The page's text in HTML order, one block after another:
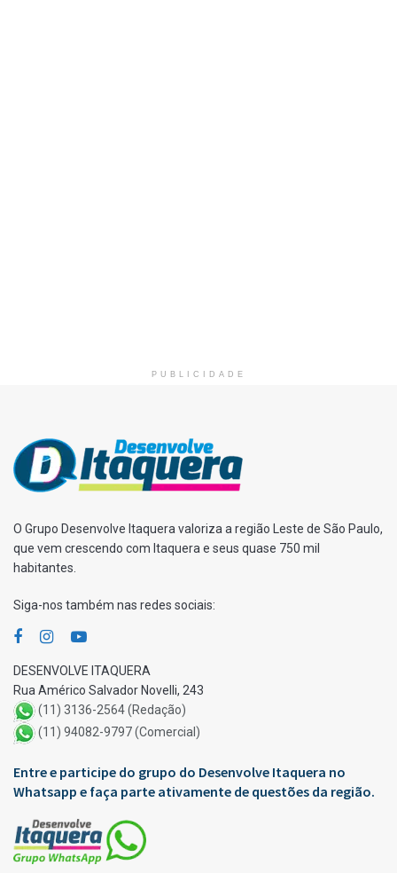
PUBLICIDADE
O Grupo Desenvolve Itaquera valoriza a região Leste de São Paulo,
que vem crescendo com Itaquera e seus quase 750 mil
habitantes.
Siga-nos também nas redes sociais:
DESENVOLVE ITAQUERA
Rua Américo Salvador Novelli, 243
(11) 3136-2564 (Redação)
(11) 94082-9797 (Comercial)
Entre e participe do grupo do Desenvolve Itaquera no
Whatsapp e faça parte ativamente de questões da região.